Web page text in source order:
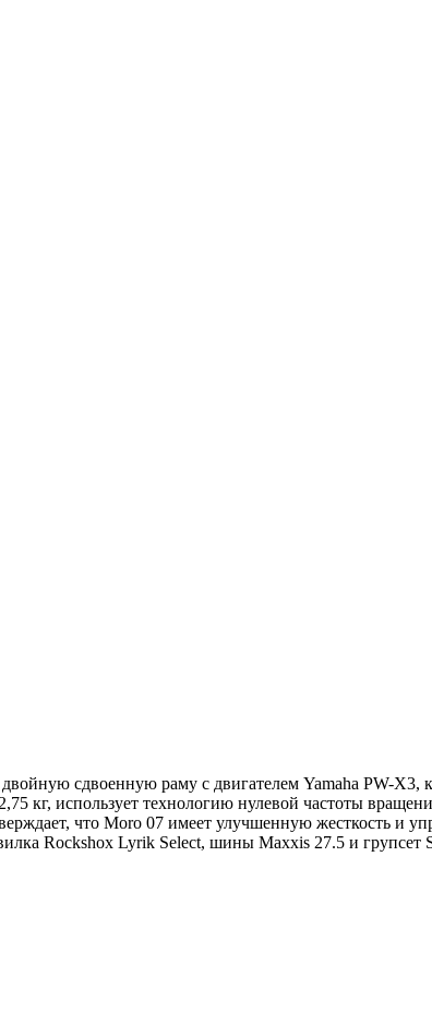
сдвоенную раму с двигателем Yamaha PW-X3,
кг, использует технологию нулевой частоты
что Moro 07 имеет улучшенную жесткость и
Rockshox Lyrik Select, шины Maxxis 27.5 и групсет